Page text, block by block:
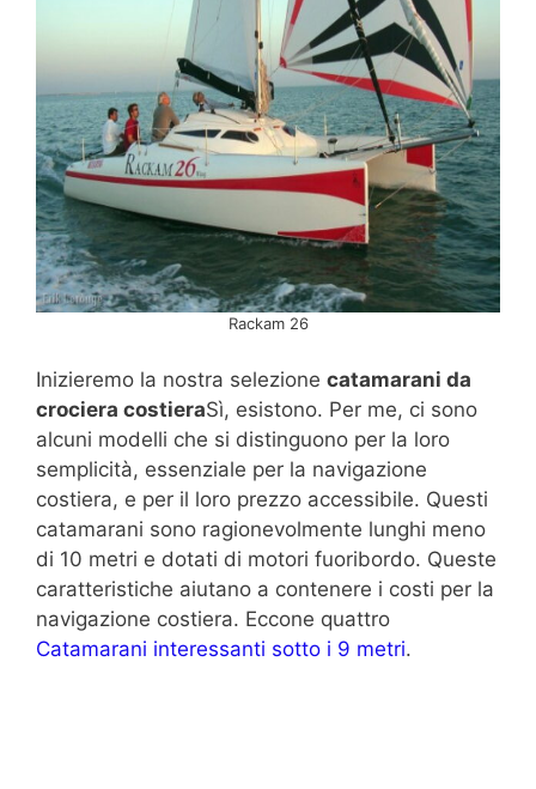
Rackam 26
Inizieremo la nostra selezione catamarani da
crociera costieraSì, esistono. Per me, ci sono
alcuni modelli che si distinguono per la loro
semplicità, essenziale per la navigazione
costiera, e per il loro prezzo accessibile. Questi
catamarani sono ragionevolmente lunghi meno
di 10 metri e dotati di motori fuoribordo. Queste
caratteristiche aiutano a contenere i costi per la
navigazione costiera. Eccone quattro
Catamarani interessanti sotto i 9 metri.